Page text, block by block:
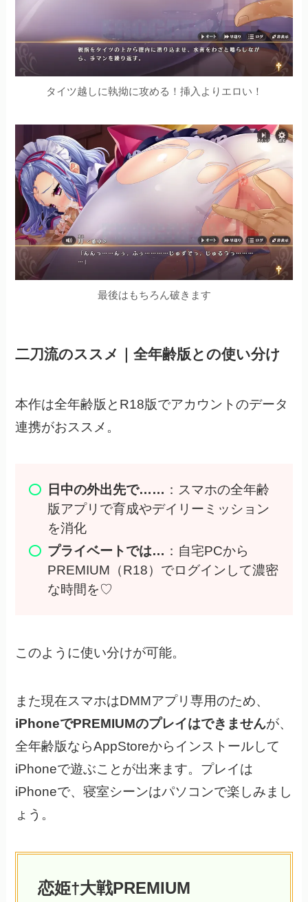
タイツ越しに執拗に攻める！挿入よりエロい！
最後はもちろん破きます
二刀流のススメ｜全年齢版との使い分け
本作は全年齢版とR18版でアカウントのデータ
連携がおススメ。
日中の外出先で…… ：スマホの全年齢
版アプリで育成やデイリーミッション
を消化
プライベートでは… ：自宅PCから
PREMIUM（R18）でログインして濃密
な時間を♡
このように使い分けが可能。
また現在スマホはDMMアプリ専用のため、
iPhoneでPREMIUMのプレイはできませんが、
全年齢版ならAppStoreからインストールして
iPhoneで遊ぶことが出来ます。プレイは
iPhoneで、寝室シーンはパソコンで楽しみまし
ょう。
恋姫†大戦PREMIUM